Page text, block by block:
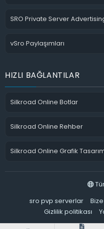
SRO Private Server
vSro Paylaşımları
HIZLI BAĞLANTILAR
Silkroad Online Botlar
Silkroad Online Rehber
Silkroad Online Grafik
sro pvp serverlar
Gizlilik politikası